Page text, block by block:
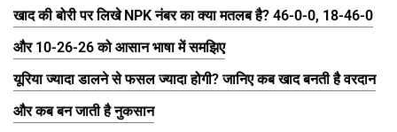
खाद की बोरी पर लिखे NPK नंबर का क्या मतलब है? 46-0-0, 18-46-0
और 10-26-26 को आसान भाषा में समझिए
यूरिया ज्यादा डालने से फसल ज्यादा होगी? जानिए कब खाद बनती है वरदान
और कब बन जाती है नुकसान